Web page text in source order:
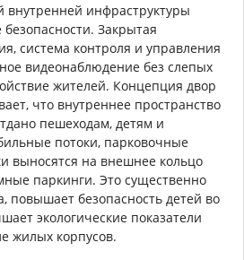
инфраструктуры
Закрытая
система контроля и управления
видеонаблюдение без слепых
жителей. Концепция двор
что внутреннее пространство
пешеходам, детям и
потоки, парковочные
выносятся на внешнее кольцо
паркинги. Это существенно
повышает безопасность детей во
экологические показатели
жилых корпусов.